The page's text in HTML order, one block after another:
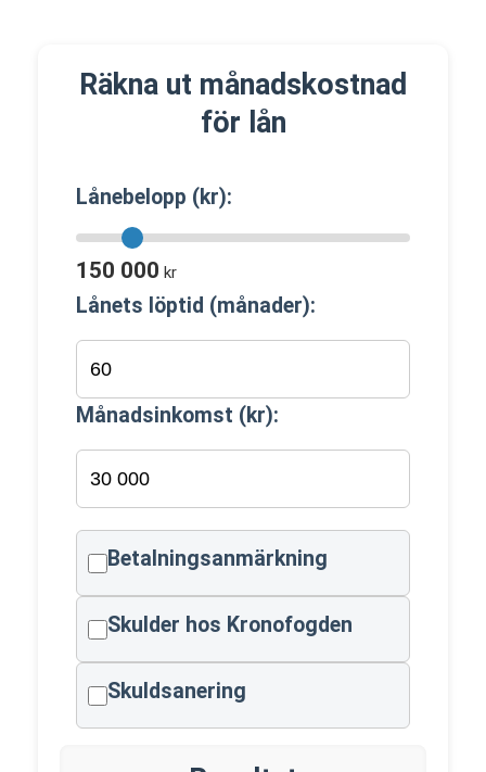
Räkna ut månadskostnad
för lån
Lånebelopp (kr):
150 000 kr
Lånets löptid (månader):
Månadsinkomst (kr):
Betalningsanmärkning
Skulder hos Kronofogden
Skuldsanering